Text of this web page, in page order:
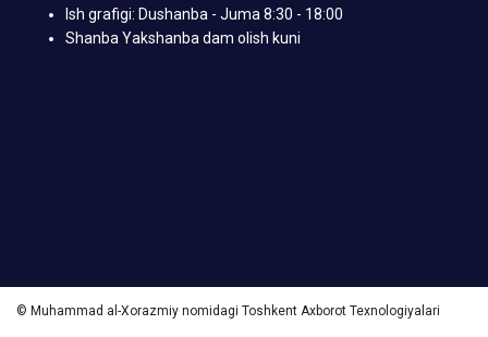
Ish grafigi: Dushanba - Juma 8:30 - 18:00
Shanba Yakshanba dam olish kuni
© Muhammad al-Xorazmiy nomidagi Toshkent Axborot Texnologiyalari